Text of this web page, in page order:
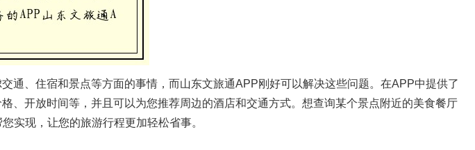
通、住宿和景点等方面的事情，而山东文旅通APP刚好可以解决这些问题。在APP中提供了
、开放时间等，并且可以为您推荐周边的酒店和交通方式。想查询某个景点附近的美食餐厅
实现，让您的旅游行程更加轻松省事。